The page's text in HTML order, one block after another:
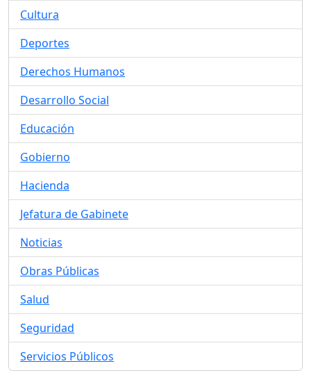
Cultura
Deportes
Derechos Humanos
Desarrollo Social
Educación
Gobierno
Hacienda
Jefatura de Gabinete
Noticias
Obras Públicas
Salud
Seguridad
Servicios Públicos